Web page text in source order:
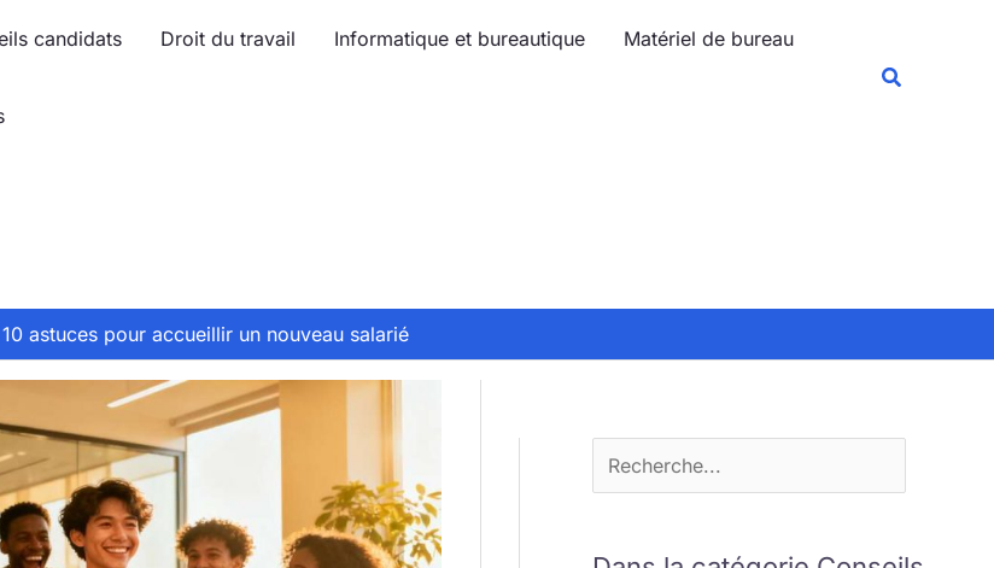
candidats Droit du travail Informatique et bureautique Matériel de bureau
astuces pour accueillir un nouveau salarié
r